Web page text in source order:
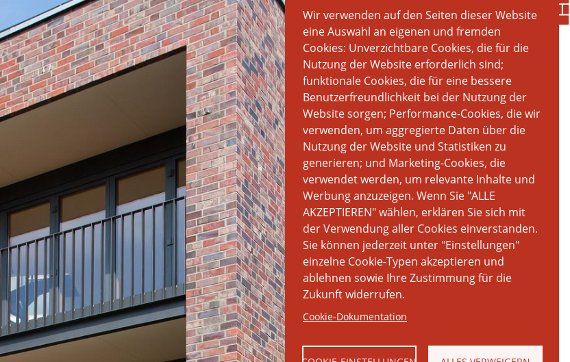
Wir verwenden auf den Seiten dieser Website
eine Auswahl an eigenen und fremden
Cookies: Unverzichtbare Cookies, die für die
Nutzung der Website erforderlich sind;
funktionale Cookies, die für eine bessere
Benutzerfreundlichkeit bei der Nutzung der
Website sorgen; Performance-Cookies, die wir
verwenden, um aggregierte Daten über die
Nutzung der Website und Statistiken zu
generieren; und Marketing-Cookies, die
verwendet werden, um relevante Inhalte und
Werbung anzuzeigen. Wenn Sie "ALLE
AKZEPTIEREN" wählen, erklären Sie sich mit
der Verwendung aller Cookies einverstanden.
Sie können jederzeit unter "Einstellungen"
einzelne Cookie-Typen akzeptieren und
ablehnen sowie Ihre Zustimmung für die
Zukunft widerrufen.
Cookie-Dokumentation